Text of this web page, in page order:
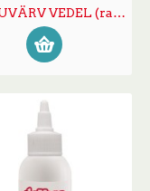
TOIDUVÄRV VEDEL (rasvlahustuv) punane 100g